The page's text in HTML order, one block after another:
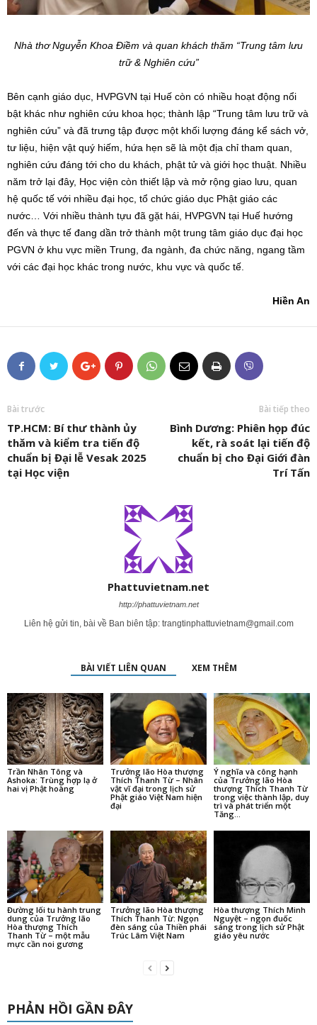
Nhà thơ Nguyễn Khoa Điềm và quan khách thăm “Trung tâm lưu
trữ & Nghiên cứu”
Bên cạnh giáo dục, HVPGVN tại Huế còn có nhiều hoạt động nổi
bật khác như nghiên cứu khoa học; thành lập “Trung tâm lưu trữ và
nghiên cứu” và đã trưng tập được một khối lượng đáng kể sách vở,
tư liệu, hiện vật quý hiếm, hứa hẹn sẽ là một địa chỉ tham quan,
nghiên cứu đáng tới cho du khách, phật tử và giới học thuật. Nhiều
năm trở lại đây, Học viện còn thiết lập và mở rộng giao lưu, quan
hệ quốc tế với nhiều đại học, tổ chức giáo dục Phật giáo các
nước… Với nhiều thành tựu đã gặt hái, HVPGVN tại Huế hướng
đến và thực tế đang dần trở thành một trung tâm giáo dục đại học
PGVN ở khu vực miền Trung, đa ngành, đa chức năng, ngang tầm
với các đại học khác trong nước, khu vực và quốc tế.
Hiền An
Bài trước
TP.HCM: Bí thư thành ủy
thăm và kiểm tra tiến độ
chuẩn bị Đại lễ Vesak 2025
tại Học viện
Bài tiếp theo
Bình Dương: Phiên họp đúc
kết, rà soát lại tiến độ
chuẩn bị cho Đại Giới đàn
Trí Tấn
Phattuvietnam.net
http://phattuvietnam.net
Liên hệ gửi tin, bài về Ban biên tập: trangtinphattuvietnam@gmail.com
BÀI VIẾT LIÊN QUAN XEM THÊM
Trần Nhân Tông và
Ashoka: Trùng hợp lạ ở
hai vị Phật hoàng
Trưởng lão Hòa thượng
Thích Thanh Từ – Nhân
vật vĩ đại trong lịch sử
Phật giáo Việt Nam hiện
đại
Ý nghĩa và công hạnh
của Trưởng lão Hòa
thượng Thích Thanh Từ
trong việc thành lập, duy
trì và phát triển một
Tăng...
Đường lối tu hành trung
dung của Trưởng lão
Hòa thượng Thích
Thanh Từ – một mẫu
mực cần noi gương
Trưởng lão Hòa thượng
Thích Thanh Từ: Ngọn
đèn sáng của Thiền phái
Trúc Lâm Việt Nam
Hòa thượng Thích Minh
Nguyệt – ngọn đuốc
sáng trong lịch sử Phật
giáo yêu nước
PHẢN HỒI GẦN ĐÂY